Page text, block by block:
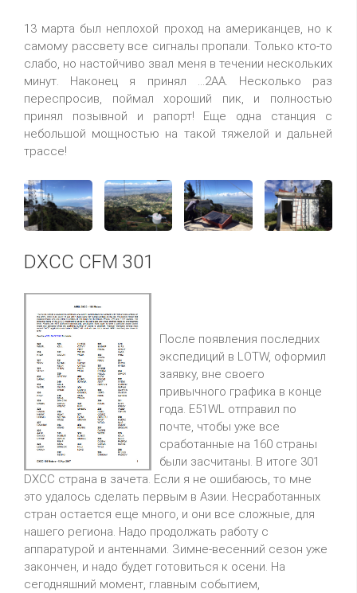
13 марта был неплохой проход на американцев, но к
самому рассвету все сигналы пропали. Только кто-то
слабо, но настойчиво звал меня в течении нескольких
минут. Наконец я принял ...2AA. Несколько раз
переспросив, поймал хороший пик, и полностью
принял позывной и рапорт! Еще одна станция с
небольшой мощностью на такой тяжелой и дальней
трассе!
DXCC CFM 301
После появления последних
экспедиций в LOTW, оформил
заявку, вне своего
привычного графика в конце
года. E51WL отправил по
почте, чтобы уже все
сработанные на 160 страны
были засчитаны. В итоге 301
DXCC страна в зачета. Если я не ошибаюсь, то мне
это удалось сделать первым в Азии. Несработанных
стран остается еще много, и они все сложные, для
нашего региона. Надо продолжать работу с
аппаратурой и антеннами. Зимне-весенний сезон уже
закончен, и надо будет готовиться к осени. На
сегодняшний момент, главным событием,